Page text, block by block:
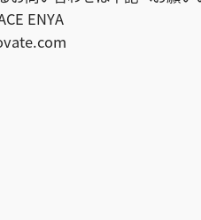
ENYA